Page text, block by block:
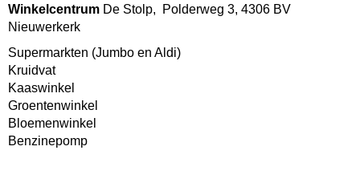
Winkelcentrum De Stolp,
Polderweg 3, 4306 BV
Nieuwerkerk
Supermarkten (Jumbo en Aldi)
Kruidvat
Kaaswinkel
Groentenwinkel
Bloemenwinkel
Benzinepomp